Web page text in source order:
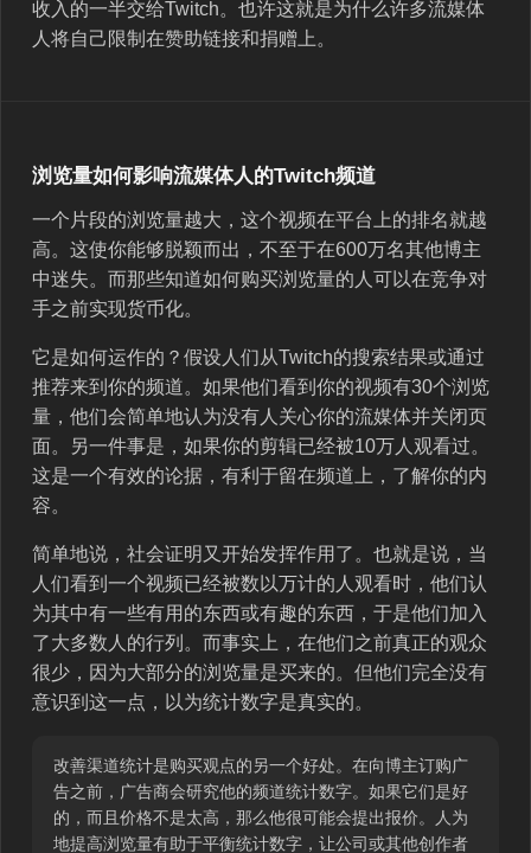
收入的一半交给Twitch。也许这就是为什么许多流媒体
人将自己限制在赞助链接和捐赠上。
浏览量如何影响流媒体人的Twitch频道
一个片段的浏览量越大，这个视频在平台上的排名就越
高。这使你能够脱颖而出，不至于在600万名其他博主
中迷失。而那些知道如何购买浏览量的人可以在竞争对
手之前实现货币化。
它是如何运作的？假设人们从Twitch的搜索结果或通过
推荐来到你的频道。如果他们看到你的视频有30个浏览
量，他们会简单地认为没有人关心你的流媒体并关闭页
面。另一件事是，如果你的剪辑已经被10万人观看过。
这是一个有效的论据，有利于留在频道上，了解你的内
容。
简单地说，社会证明又开始发挥作用了。也就是说，当
人们看到一个视频已经被数以万计的人观看时，他们认
为其中有一些有用的东西或有趣的东西，于是他们加入
了大多数人的行列。而事实上，在他们之前真正的观众
很少，因为大部分的浏览量是买来的。但他们完全没有
意识到这一点，以为统计数字是真实的。
改善渠道统计是购买观点的另一个好处。在向博主订购广
告之前，广告商会研究他的频道统计数字。如果它们是好
的，而且价格不是太高，那么他很可能会提出报价。人为
地提高浏览量有助于平衡统计数字，让公司或其他创作者